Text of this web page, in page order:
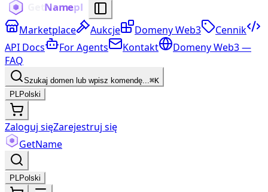
Marketplace Aukcje Domeny Web3
Cennik
API Docs
For Agents Kontakt
Domeny Web3 —
FAQ
Szukaj domen lub wpisz komendę...⌘K
PLPolski
Zaloguj sięZarejestruj się
GetName
PLPolski